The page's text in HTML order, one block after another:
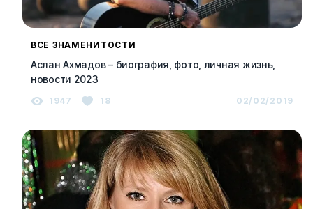
ВСЕ ЗНАМЕНИТОСТИ
Аслан Ахмадов – биография, фото, личная жизнь,
новости 2023
1947 18 02/02/2019